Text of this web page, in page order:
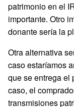
patrimonio en el
importante. Otro
donante sería la
Otra alternativa
caso estaríamos
que se entrega el
caso, el
transmisiones